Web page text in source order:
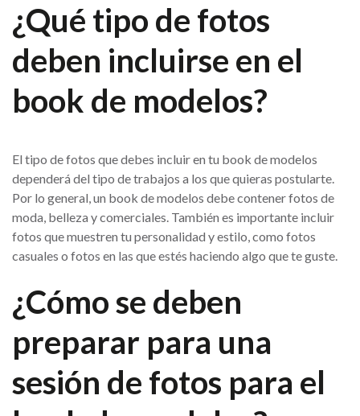
¿Qué tipo de fotos
deben incluirse en el
book de modelos?
El tipo de fotos que debes incluir en tu book de modelos
dependerá del tipo de trabajos a los que quieras postularte.
Por lo general, un book de modelos debe contener fotos de
moda, belleza y comerciales. También es importante incluir
fotos que muestren tu personalidad y estilo, como fotos
casuales o fotos en las que estés haciendo algo que te guste.
¿Cómo se deben
preparar para una
sesión de fotos para el